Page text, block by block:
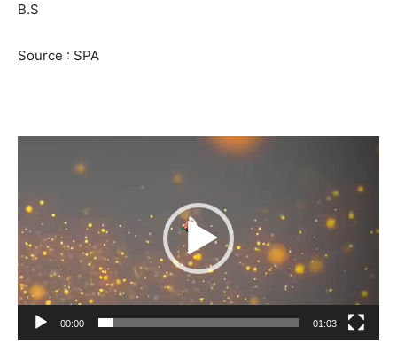
B.S
Source : SPA
Lecteur
00:00 01:03